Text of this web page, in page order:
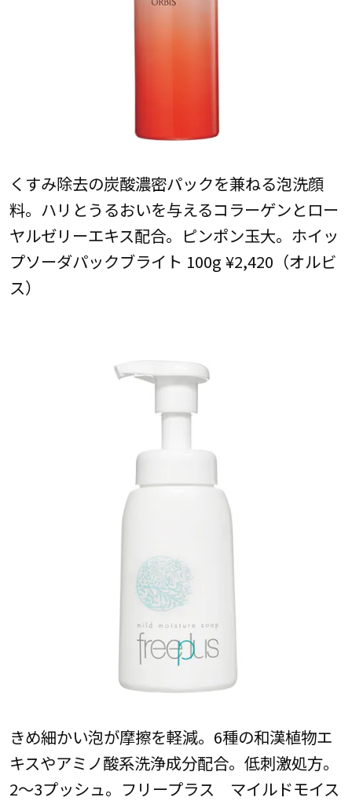
くすみ除去の炭酸濃密パックを兼ねる泡洗顔
料。ハリとうるおいを与えるコラーゲンとロー
ヤルゼリーエキス配合。ピンポン玉大。ホイッ
プソーダパックブライト 100g ¥2,420（オルビ
ス）
きめ細かい泡が摩擦を軽減。6種の和漢植物エ
キスやアミノ酸系洗浄成分配合。低刺激処方。
2～3プッシュ。フリープラス マイルドモイス